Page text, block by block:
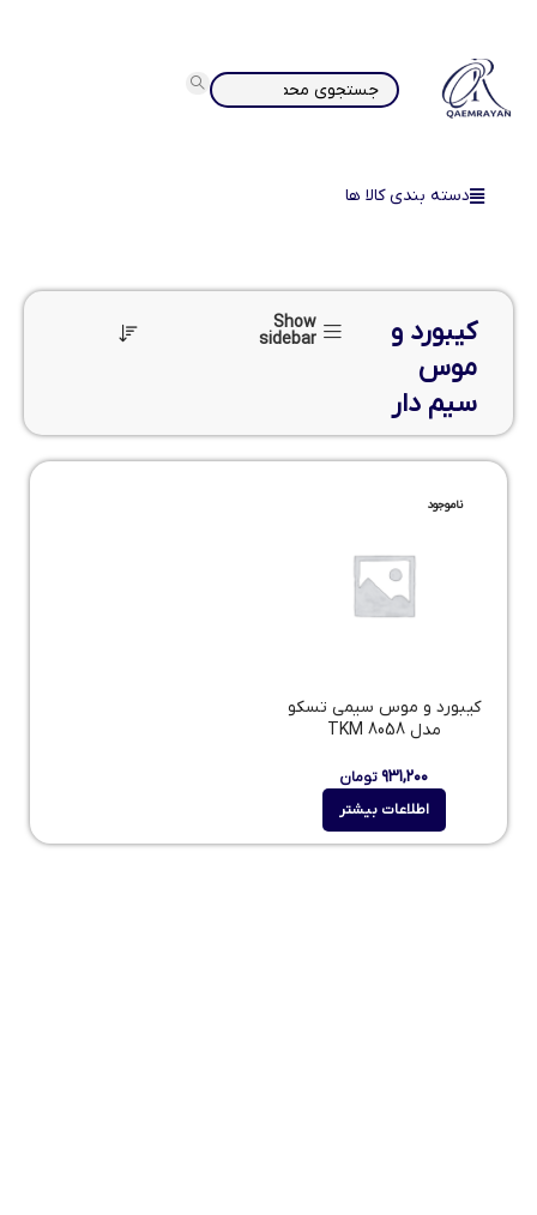
دسته بندی کالا ها
کیبورد و
موس
سیم دار
Show
sidebar
ناموجود
کیبورد و موس سیمی تسکو
مدل TKM 8058
۹۳۱,۲۰۰تومان
اطلاعات بیشتر